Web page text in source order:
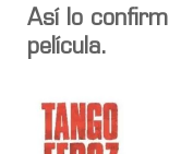
Así lo
película.